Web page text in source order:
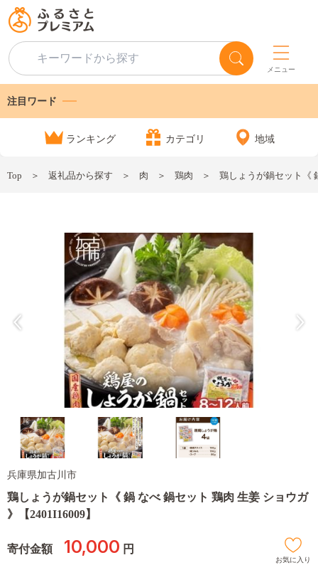
メニュー
注目ワード
ランキング カテゴリ 地域
Top 返礼品から探す 肉 鶏肉 鶏しょうが鍋セット《
兵庫県加古川市
鶏しょうが鍋セット《 鍋 なべ 鍋セット 鶏肉 生姜 ショウガ
》【2401I16009】
寄付金額 10,000 円
お気に入り